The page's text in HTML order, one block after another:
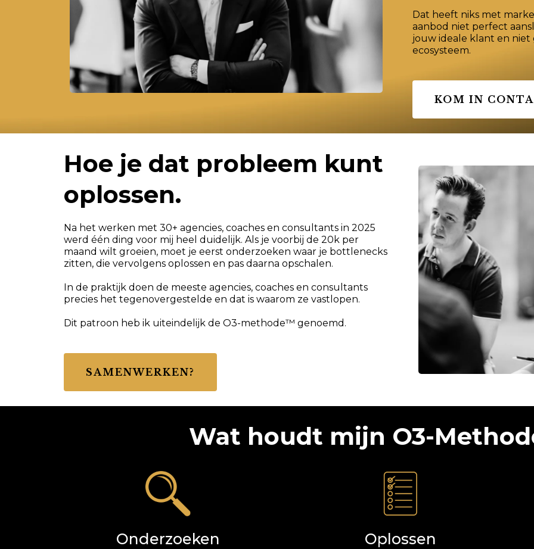
Dat heeft niks met
aanbod niet perfect
jouw ideale klant en niet
ecosysteem.
KOM IN
Hoe je dat probleem kunt
oplossen.
Na het werken met 30+ agencies, coaches en consultants in 2025
werd één ding voor mij heel duidelijk. Als je voorbij de 20k per
maand wilt groeien, moet je eerst onderzoeken waar je bottlenecks
zitten, die vervolgens oplossen en pas daarna opschalen.
In de praktijk doen de meeste agencies, coaches en consultants
precies het tegenovergestelde en dat is waarom ze vastlopen.
Dit patroon heb ik uiteindelijk de O3-methode™ genoemd.
SAMENWERKEN?
Wat houdt mijn O3-
Onderzoeken Oplossen